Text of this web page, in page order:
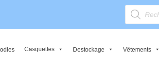
Casquettes Destockage Vêtements